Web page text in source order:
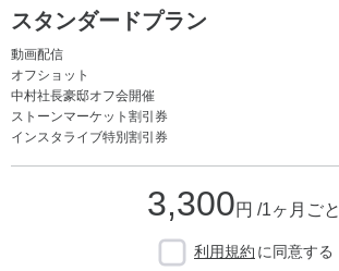
スタンダードプラン
動画配信
オフショット
中村社長豪邸オフ会開催
ストーンマーケット割引券
インスタライブ特別割引券
3,300円 /1ヶ月ごと
利用規約 に同意する